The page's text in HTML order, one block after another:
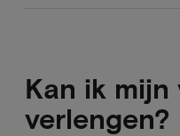
Kan ik
verlengen?